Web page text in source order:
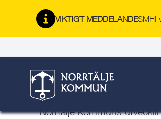
VIKTIGT MEDDELANDESMHI
Här är du:
Start
E-förslag i
Alla invånare i Norrtälje
Norrtälje kommuns